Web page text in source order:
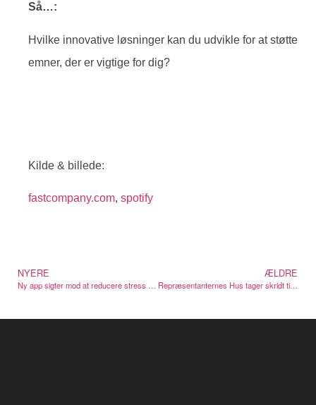
Så…:
Hvilke innovative løsninger kan du udvikle for at støtte
emner, der er vigtige for dig?
Kilde & billede:
fastcompany.com, spotify
NYERE
Ny app sigter mod at reducere stress blandt unge
ÆLDRE
Repræsentanternes Hus tager skridt til at tvinge TikToks salg med ny lovgivning